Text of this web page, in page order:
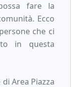
fare la
Ecco
che ci
in questa
Area Piazza